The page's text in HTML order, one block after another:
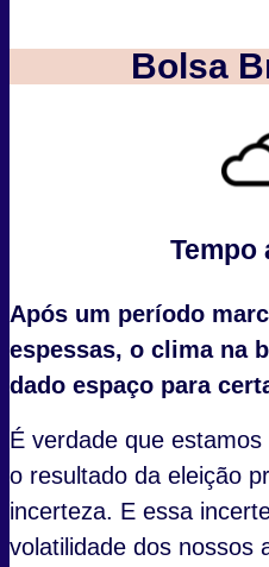
Bolsa
Tempo
Após um período
espessas, o clima na
dado espaço para
É verdade que
o resultado da eleição
incerteza. E essa
volatilidade dos nossos